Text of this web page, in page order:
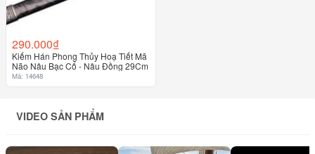
290.000₫
Kiếm Hán Phong Thủy Hoạ Tiết Mã
Não Nâu Bạc Cổ - Nâu Đồng 29Cm
Mã: 14648
VIDEO SẢN PHẨM